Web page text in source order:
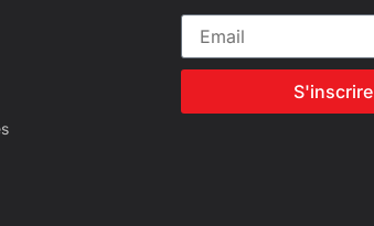
S'inscrire